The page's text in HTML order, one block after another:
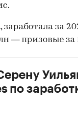
за
— призовые
по